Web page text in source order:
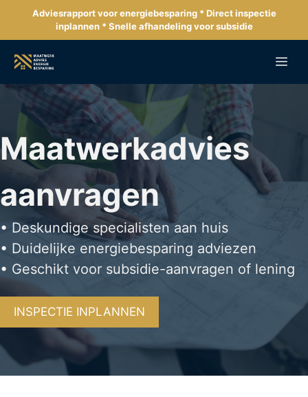
de
inhoud
Adviesrapport voor energiebesparing * Direct inspectie
inplannen * Snelle afhandeling voor subsidie
Maatwerkadvies
aanvragen
• Deskundige specialisten aan huis
• Duidelijke energiebesparing adviezen
• Geschikt voor subsidie-aanvragen of lening
INSPECTIE INPLANNEN